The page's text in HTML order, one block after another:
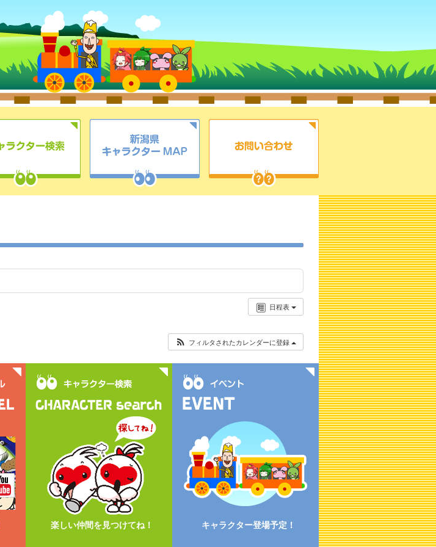
日程表
フィルタされたカレンダーに登録
楽しい仲間を見つけてね！ キャラクター登場予定！